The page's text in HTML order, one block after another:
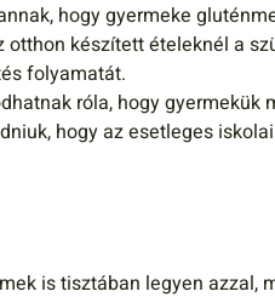
hogy gyermeke
készített ételeknél a
folyamatát.
róla, hogy
hogy az esetleges
is tisztában legyen azzal,